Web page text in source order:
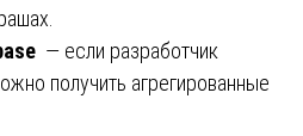
— если разработчик
получить агрегированные